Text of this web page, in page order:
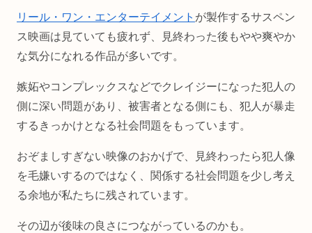
リール・ワン・エンターテイメント が製作するサスペン
ス映画は見ていても疲れず、見終わった後もやや爽やか
な気分になれる作品が多いです。
嫉妬やコンプレックスなどでクレイジーになった犯人の
側に深い問題があり、被害者となる側にも、犯人が暴走
するきっかけとなる社会問題をもっています。
おぞましすぎない映像のおかげで、見終わったら犯人像
を毛嫌いするのではなく、関係する社会問題を少し考え
る余地が私たちに残されています。
その辺が後味の良さにつながっているのかも。